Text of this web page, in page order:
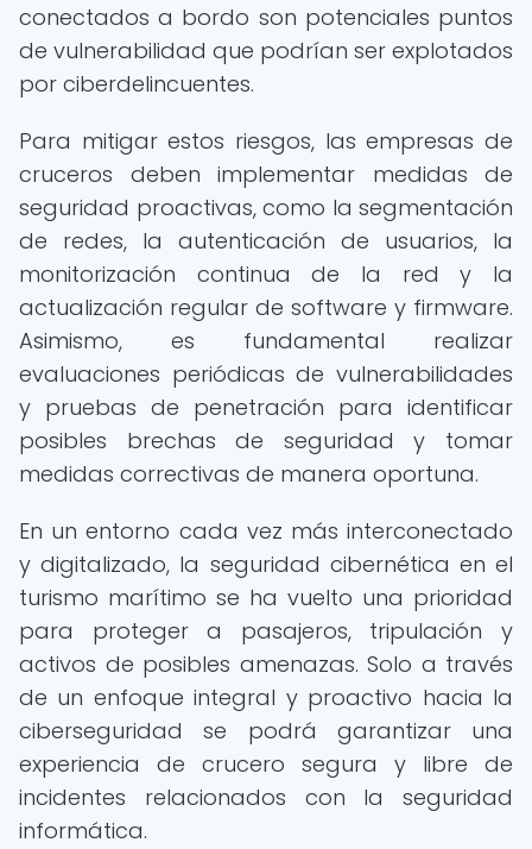
conectados a bordo son potenciales puntos
de vulnerabilidad que podrían ser explotados
por ciberdelincuentes.
Para mitigar estos riesgos, las empresas de
cruceros deben implementar medidas de
seguridad proactivas, como la segmentación
de redes, la autenticación de usuarios, la
monitorización continua de la red y la
actualización regular de software y firmware.
Asimismo, es fundamental realizar
evaluaciones periódicas de vulnerabilidades
y pruebas de penetración para identificar
posibles brechas de seguridad y tomar
medidas correctivas de manera oportuna.
En un entorno cada vez más interconectado
y digitalizado, la seguridad cibernética en el
turismo marítimo se ha vuelto una prioridad
para proteger a pasajeros, tripulación y
activos de posibles amenazas. Solo a través
de un enfoque integral y proactivo hacia la
ciberseguridad se podrá garantizar una
experiencia de crucero segura y libre de
incidentes relacionados con la seguridad
informática.